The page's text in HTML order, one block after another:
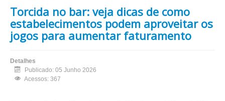
Torcida no bar: veja dicas de como
estabelecimentos podem aproveitar os
jogos para aumentar faturamento
Detalhes
Publicado: 05 Junho 2026
Acessos: 367